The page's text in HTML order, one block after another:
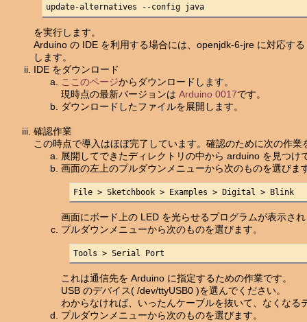
update-alternatives --config java
を実行します。
Arduino の IDE を利用する場合には、openjdk-6-jre に対応す
します。
IDE をダウンロード
ここのページからダウンロードします。
現時点の最新バージョンは Arduino 0017です。
ダウンロードしたファイルを展開します。
確認作業
この時点で導入はほぼ完了しています。確認のために次の作業
展開してできたディレクトリの中から arduino を見つけ
画面の左上のプルダウンメニューから次のものを選びま
File > Sketchbook > Examples > Digital > Blink
画面にボード上の LED を光らせるプログラムが表示さ
プルダウンメニューから次のものを選びます。
Tools > Serial Port
これは通信先を Arduino に指定するための作業です。
USB のデバイス( /dev/ttyUSB0 )を選んでください。
わからなければ、いったんケーブルを抜いて、なくなる
プルダウンメニューから次のものを選びます。